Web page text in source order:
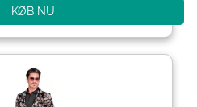
KØB NU